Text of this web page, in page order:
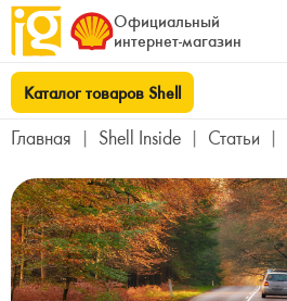
Официальный
интернет-магазин
Каталог товаров Shell
Главная | Shell Inside | Статьи |